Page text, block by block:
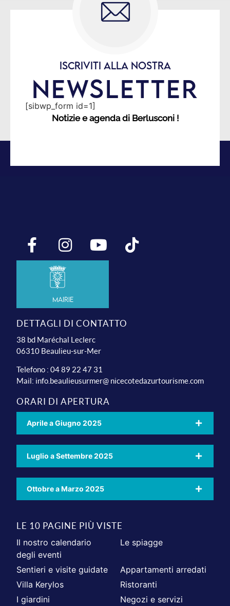
ISCRIVITI ALLA NOSTRA
NEWSLETTER
[sibwp_form id=1]
Notizie e agenda di Berlusconi !
Mairie
DETTAGLI DI CONTATTO
38 bd Maréchal Leclerc
06310 Beaulieu-sur-Mer
Telefono : 04 89 22 47 31
Mail: info.beaulieusurmer@ nicecotedazurtourisme.com
ORARI DI APERTURA
Aprile a Giugno 2025
Luglio a Settembre 2025
Ottobre a Marzo 2025
LE 10 PAGINE PIÙ VISTE
Il nostro calendario
degli eventi
Le spiagge
Sentieri e visite guidate
Appartamenti arredati
Villa Kerylos
Ristoranti
I giardini
Negozi e servizi